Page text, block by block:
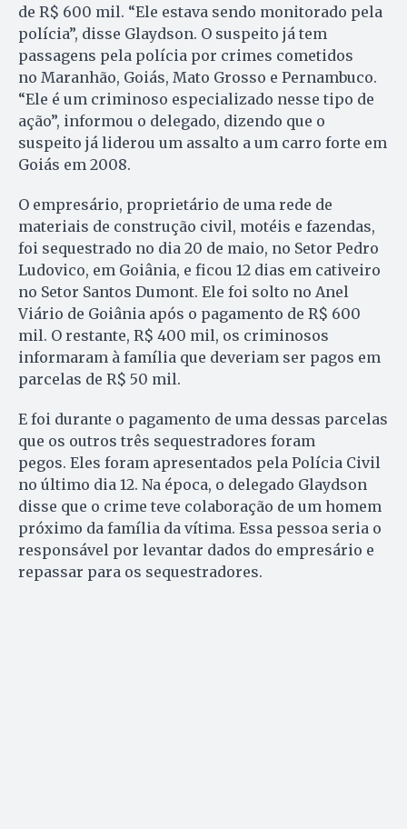
de R$ 600 mil. “Ele estava sendo monitorado pela
polícia”, disse Glaydson. O suspeito já tem
passagens pela polícia por crimes cometidos
no Maranhão, Goiás, Mato Grosso e Pernambuco.
“Ele é um criminoso especializado nesse tipo de
ação”, informou o delegado, dizendo que o
suspeito já liderou um assalto a um carro forte em
Goiás em 2008.
O empresário, proprietário de uma rede de
materiais de construção civil, motéis e fazendas,
foi sequestrado no dia 20 de maio, no Setor Pedro
Ludovico, em Goiânia, e ficou 12 dias em cativeiro
no Setor Santos Dumont. Ele foi solto no Anel
Viário de Goiânia após o pagamento de R$ 600
mil. O restante, R$ 400 mil, os criminosos
informaram à família que deveriam ser pagos em
parcelas de R$ 50 mil.
E foi durante o pagamento de uma dessas parcelas
que os outros três sequestradores foram
pegos. Eles foram apresentados pela Polícia Civil
no último dia 12. Na época, o delegado Glaydson
disse que o crime teve colaboração de um homem
próximo da família da vítima. Essa pessoa seria o
responsável por levantar dados do empresário e
repassar para os sequestradores.